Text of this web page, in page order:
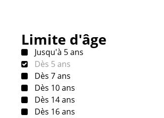
Limite d'âge
Jusqu'à 5 ans
Dès 5 ans
Dès 7 ans
Dès 10 ans
Dès 14 ans
Dès 16 ans